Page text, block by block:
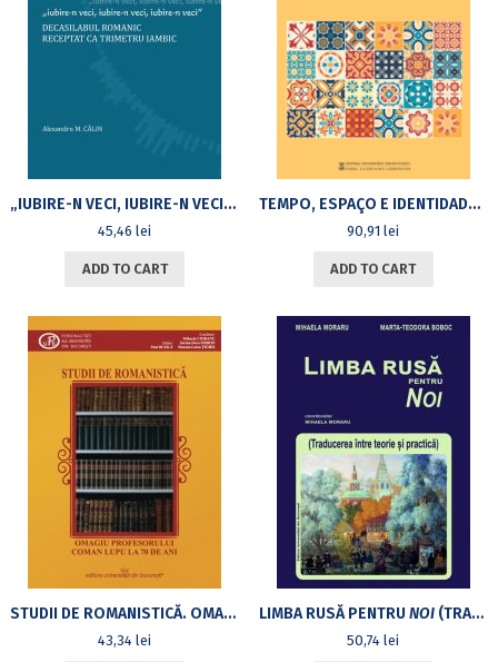
„IUBIRE-N VECI, IUBIRE-N VECI, IUBIRE-N VECI” DECASILABUL ROMANIC RECEPTAT CA TRIMETRU IAMBIC
45,46lei
ADD TO CART
TEMPO, ESPAÇO E IDENTIDADE NA CULTURA PORTUGUESA 40 ANOS DE ESTUDOS LUSÓFONOS NA ROMÉNIA: PERSPETIVAS E DESAFIOS
90,91lei
ADD TO CART
STUDII DE ROMANISTICĂ. OMAGIUL PROFESORULUI COMAN LUPU LA 70 DE ANI
43,34lei
LIMBA RUSĂ PENTRU NOI(TRADUCEREA ÎNTRE TEORIE ȘI PRACTICĂ)
50,74lei